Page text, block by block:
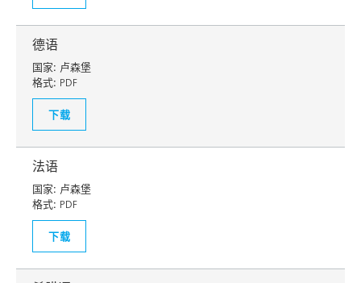
德语
国家: 卢森堡
格式: PDF
下载
法语
国家: 卢森堡
格式: PDF
下载